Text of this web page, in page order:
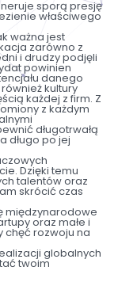
sporą presję
właściwego
ważna jest
zarówno z
i drudzy podjęli
powinien
danego
kultury
każdej z firm. Z
z każdym
długotrwałą
długo po jej
Dzięki temu
talentów oraz
skrócić czas
międzynarodowe
oraz małe i
chęć rozwoju na
globalnych
twoim